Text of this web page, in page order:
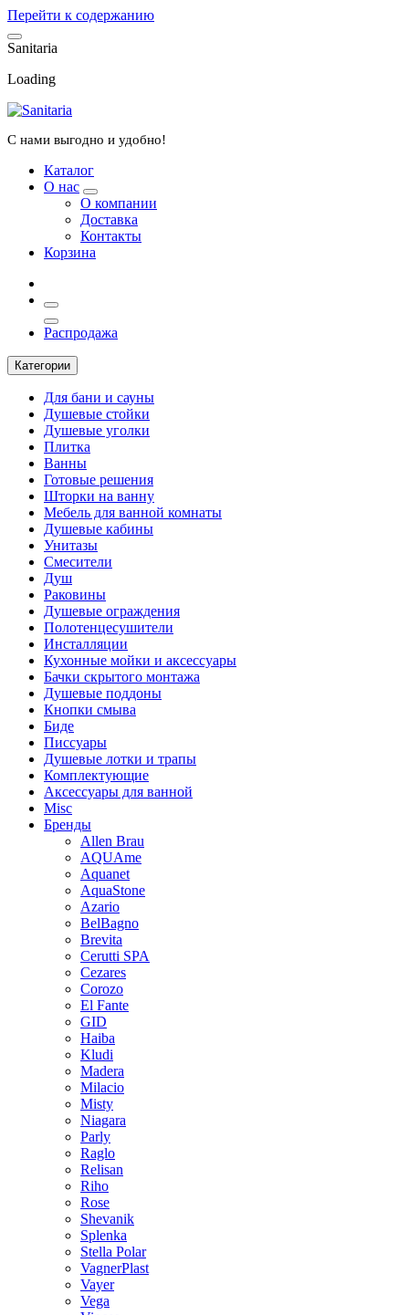
Перейти к содержанию
Sanitaria
Loading
С нами выгодно и удобно!
Каталог
О нас
О компании
Доставка
Контакты
Корзина
Распродажа
Категории
Для бани и сауны
Душевые стойки
Душевые уголки
Плитка
Ванны
Готовые решения
Шторки на ванну
Мебель для ванной комнаты
Душевые кабины
Унитазы
Смесители
Душ
Раковины
Душевые ограждения
Полотенцесушители
Инсталляции
Кухонные мойки и аксессуары
Бачки скрытого монтажа
Душевые поддоны
Кнопки смыва
Биде
Писсуары
Душевые лотки и трапы
Комплектующие
Аксессуары для ванной
Misc
Бренды
Allen Brau
AQUAme
Aquanet
AquaStone
Azario
BelBagno
Brevita
Cerutti SPA
Cezares
Corozo
El Fante
GID
Haiba
Kludi
Madera
Milacio
Misty
Niagara
Parly
Raglo
Relisan
Riho
Rose
Shevanik
Splenka
Stella Polar
VagnerPlast
Vayer
Vega